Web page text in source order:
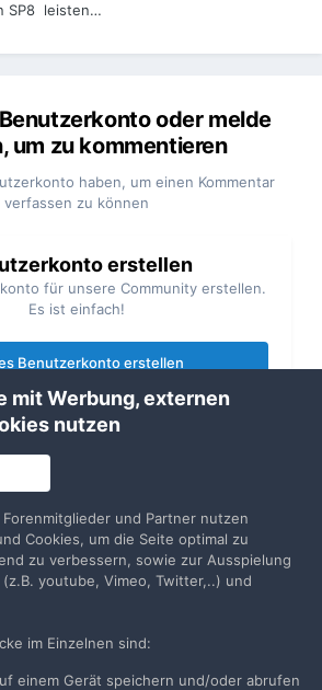
SP8 leisten…
oder melde
um zu kommentieren
haben, um einen Kommentar
verfassen zu können
erstellen
für unsere Community erstellen.
Es ist einfach!
Benutzerkonto erstellen
Anmelden
Benutzerkonto? Melde Dich hier an.
Jetzt anmelden
Folgen
mit Werbung, externen
nutzen
und Partner nutzen
Cookies, um die Seite optimal zu
zu verbessern, sowie zur Ausspielung
youtube, Vimeo, Twitter,..) und
im Einzelnen sind:
einem Gerät speichern und/oder abrufen